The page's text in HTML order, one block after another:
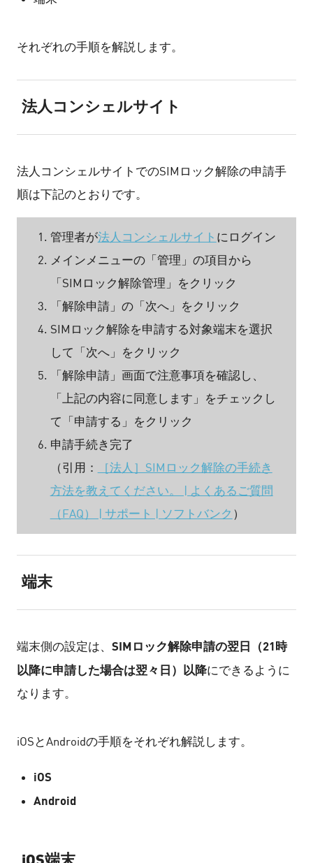
それぞれの手順を解説します。
法人コンシェルサイト
法人コンシェルサイトでのSIMロック解除の申請手
順は下記のとおりです。
管理者が法人コンシェルサイト にログイン
メインメニューの「管理」の項目から
「SIMロック解除管理」をクリック
「解除申請」の「次へ」をクリック
SIMロック解除を申請する対象端末を選択
して「次へ」をクリック
「解除申請」画面で注意事項を確認し、
「上記の内容に同意します」をチェックし
て「申請する」をクリック
申請手続き完了
（引用：
［法人］SIMロック解除の手続き
方法を教えてください。 | よくあるご質問
（FAQ） | サポート | ソフトバンク ）
端末
端末側の設定は、 SIMロック解除申請の翌日（21時
以降に申請した場合は翌々日）以降にできるように
なります。
iOSとAndroidの手順をそれぞれ解説します。
iOS
Android